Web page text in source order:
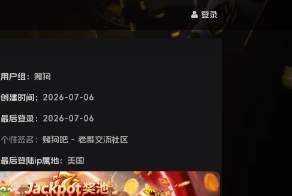
登录
用户组：赌狗
创建时间： 2026-07-06
最后登录： 2026-07-06
个性签名：赌狗吧 - 老哥交流社区
最后登陆ip属地： 美国